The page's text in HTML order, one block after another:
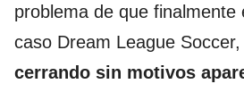
problema de que
caso Dream League Soccer,
cerrando sin motivos